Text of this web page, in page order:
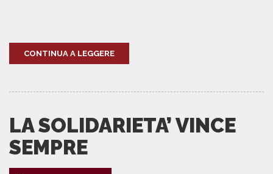
CONTINUA A LEGGERE
LA SOLIDARIETA’ VINCE
SEMPRE